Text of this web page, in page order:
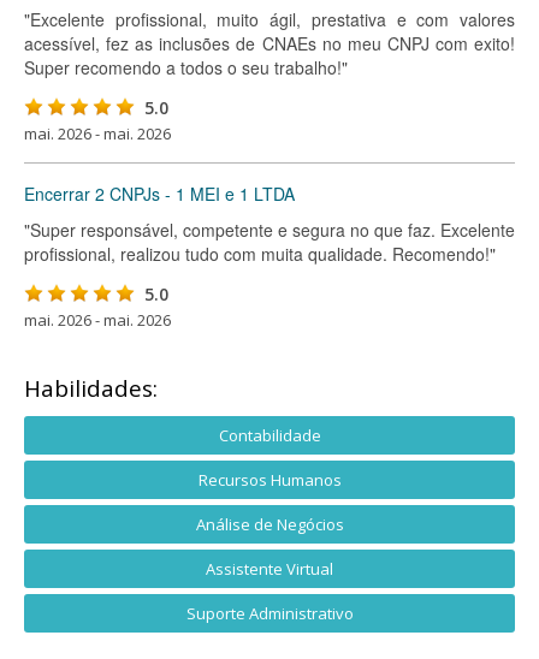
"Excelente profissional, muito ágil, prestativa e com valores
acessível, fez as inclusões de CNAEs no meu CNPJ com exito!
Super recomendo a todos o seu trabalho!"
5.0
mai. 2026 - mai. 2026
Encerrar 2 CNPJs - 1 MEI e 1 LTDA
"Super responsável, competente e segura no que faz. Excelente
profissional, realizou tudo com muita qualidade. Recomendo!"
5.0
mai. 2026 - mai. 2026
Habilidades:
Contabilidade
Recursos Humanos
Análise de Negócios
Assistente Virtual
Suporte Administrativo